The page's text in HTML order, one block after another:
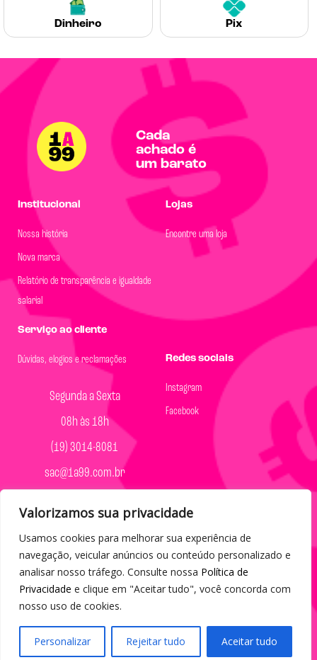
Valorizamos sua privacidade
Usamos cookies para melhorar sua experiência de
navegação, veicular anúncios ou conteúdo personalizado e
analisar nosso tráfego. Consulte nossa Política de
Privacidade e clique em "Aceitar tudo", você concorda com
nosso uso de cookies.
Personalizar Rejeitar tudo Aceitar tudo
Dinheiro Pix
Cada
achado é
um barato
Institucional
Nossa história
Nova marca
Relatório de transparência e igualdade
salarial
Lojas
Encontre uma loja
Serviço ao cliente
Dúvidas, elogios e reclamações
Segunda a Sexta
08h às 18h
(19) 3014-8081
sac@1a99.com.br
Redes sociais
Instagram
Facebook
Formas de pagamento
Dinheiro e Pix
© 2023 por Agência Maples. Loja 1A99 Cada achado é um barato
– Todos os direitos reservados.